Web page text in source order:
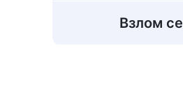
Взлом